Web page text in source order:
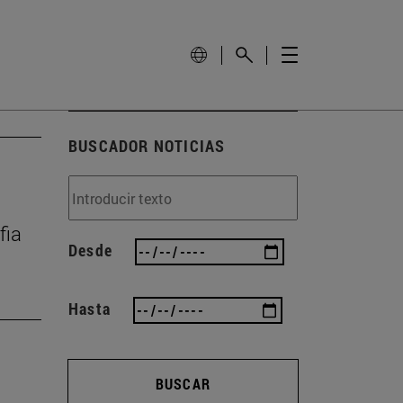
BUSCADOR NOTICIAS
Desde
Hasta
BUSCAR